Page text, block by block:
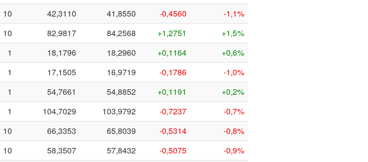
10 42,3110 41,8550 -0,4560
-1,1%
10 82,9817 84,2568 +1,2751
+1,5%
1 18,1796 18,2960 +0,1164
+0,6%
1 17,1505 16,9719 -0,1786
-1,0%
1 54,7661 54,8852 +0,1191
+0,2%
1 104,7029 103,9792 -0,7237
-0,7%
10 66,3353 65,8039 -0,5314
-0,8%
10 58,3507 57,8432 -0,5075
-0,9%